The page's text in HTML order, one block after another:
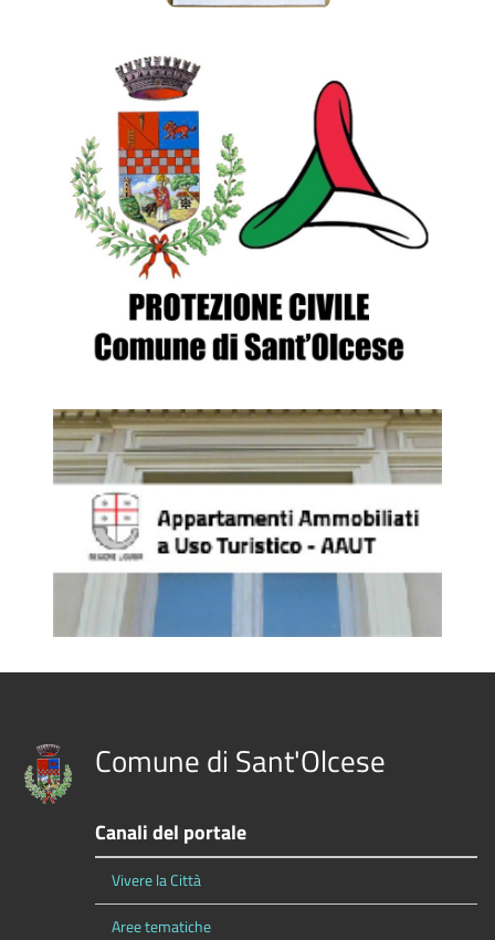
Comune di Sant'Olcese
Canali del portale
Vivere la Città
Aree tematiche